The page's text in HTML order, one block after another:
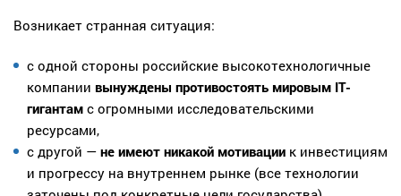
Возникает странная ситуация:
с одной стороны российские высокотехнологичные
компании вынуждены противостоять мировым IT-
гигантам с огромными исследовательскими
ресурсами,
с другой — не имеют никакой мотивации к инвестициям
и прогрессу на внутреннем рынке (все технологии